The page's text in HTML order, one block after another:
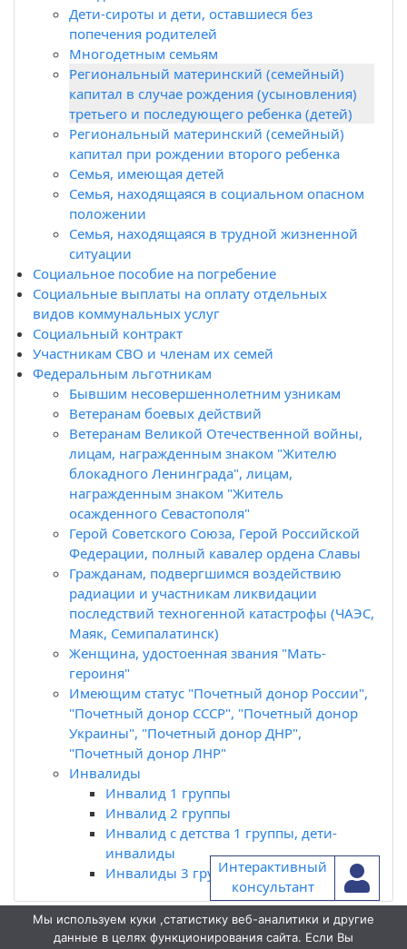
Дети-сироты и дети, оставшиеся без
попечения родителей
Многодетным семьям
Региональный материнский (семейный)
капитал в случае рождения (усыновления)
третьего и последующего ребенка (детей)
Региональный материнский (семейный)
капитал при рождении второго ребенка
Семья, имеющая детей
Семья, находящаяся в социальном опасном
положении
Семья, находящаяся в трудной жизненной
ситуации
Социальное пособие на погребение
Социальные выплаты на оплату отдельных
видов коммунальных услуг
Социальный контракт
Участникам СВО и членам их семей
Федеральным льготникам
Бывшим несовершеннолетним узникам
Ветеранам боевых действий
Ветеранам Великой Отечественной войны,
лицам, награжденным знаком "Жителю
блокадного Ленинграда", лицам,
награжденным знаком "Житель
осажденного Севастополя"
Герой Советского Союза, Герой Российской
Федерации, полный кавалер ордена Славы
Гражданам, подвергшимся воздействию
радиации и участникам ликвидации
последствий техногенной катастрофы (ЧАЭС,
Маяк, Семипалатинск)
Женщина, удостоенная звания "Мать-
героиня"
Имеющим статус "Почетный донор России",
"Почетный донор СССР", "Почетный донор
Украины", "Почетный донор ДНР",
"Почетный донор ЛНР"
Инвалиды
Инвалид 1 группы
Инвалид 2 группы
Инвалид с детства 1 группы, дети-
инвалиды
Инвалиды 3 группыИнтерактивный
консультант
Мы используем куки ,статистику веб-аналитики и другие
данные в целях функционирования сайта. Если Вы